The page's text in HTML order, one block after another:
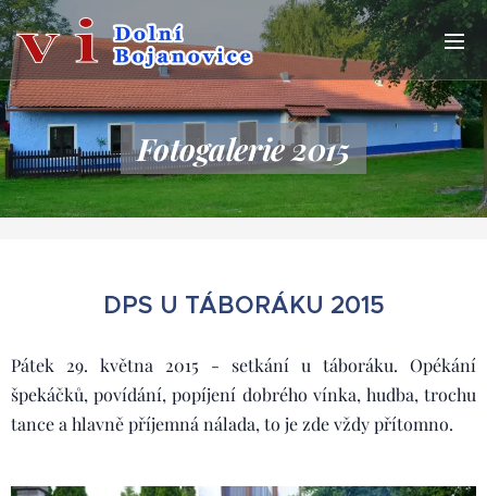
Fotogalerie 2015
DPS U TÁBORÁKU 2015
Pátek 29. května 2015 - setkání u táboráku. Opékání
špekáčků, povídání, popíjení dobrého vínka, hudba, trochu
tance a hlavně příjemná nálada, to je zde vždy přítomno.